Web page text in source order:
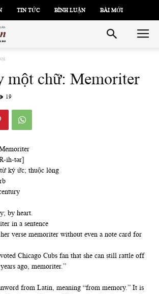
TIN TỨC BÌNH LUẬN BÀI MỚI
một chữ: Memoriter
19
ih-tər]
ký ức; thuộc lòng
by heart.
in a sentence
verse memoriter without even a note card for
Chicago Cubs fan that she can still rattle off
ago, memoriter.”
from Latin, meaning “from memory.” It is